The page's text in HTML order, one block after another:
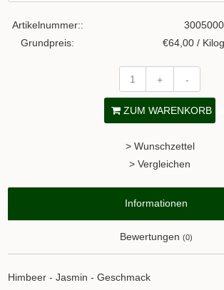
Artikelnummer::
Grundpreis:
€64,00 /
+ -
ZUM WARENKORB
> Wunschzettel
> Vergleichen
Informationen
Bewertungen (0)
Himbeer - Jasmin - Geschmack